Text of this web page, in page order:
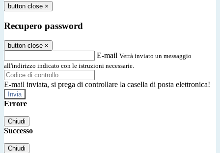
button close ×
Recupero password
button close ×
E-mail Verrà inviato un messaggio
all'indirizzo indicato con le istruzioni necessarie.
E-mail inviata, si prega di controllare la casella di posta elettronica!
Errore
Chiudi
Successo
Chiudi